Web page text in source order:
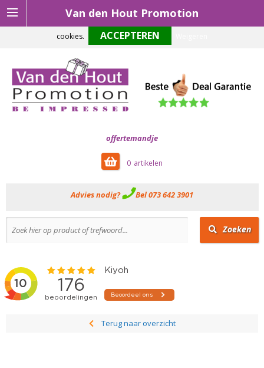
Van den Hout Promotion
offertemandje
0
Advies nodig? Bel 073 642 3901
Zoeken
Terug naar overzicht
Om onze website optimaal te laten functioneren maken wij gebruik van
cookies.